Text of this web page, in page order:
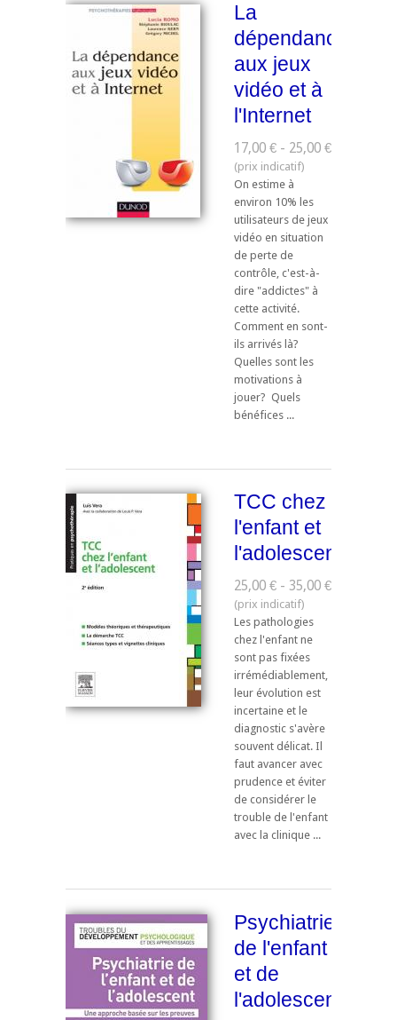
La
dépendance
aux jeux
vidéo et à
l'Internet
17,00 € - 25,00 €
On estime à
environ 10% les
utilisateurs de jeux
vidéo en situation
de perte de
contrôle, c'est-à-
dire "addictes" à
cette activité.
Comment en sont-
ils arrivés là?
Quelles sont les
motivations à
jouer? Quels
bénéfices ...
TCC chez
l'enfant et
l'adolescent
25,00 € - 35,00 €
Les pathologies
chez l'enfant ne
sont pas fixées
irrémédiablement,
leur évolution est
incertaine et le
diagnostic s'avère
souvent délicat. Il
faut avancer avec
prudence et éviter
de considérer le
trouble de l'enfant
avec la clinique ...
Psychiatrie
de l'enfant
et de
l'adolescent